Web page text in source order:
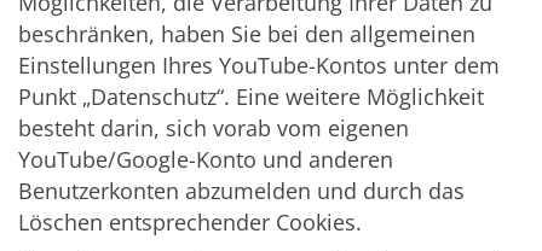
beschränken, haben Sie bei den allgemeinen
Einstellungen Ihres YouTube-Kontos unter dem
Punkt „Datenschutz“. Eine weitere Möglichkeit
besteht darin, sich vorab vom eigenen
YouTube/Google-Konto und anderen
Benutzerkonten abzumelden und durch das
Löschen entsprechender Cookies.